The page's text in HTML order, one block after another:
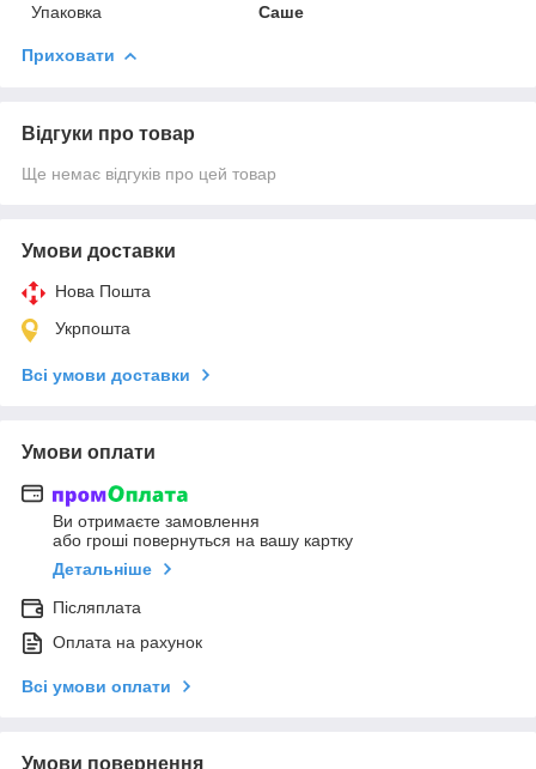
Упаковка
Саше
Приховати
Відгуки про товар
Ще немає відгуків про цей товар
Умови доставки
Нова Пошта
Укрпошта
Всі умови доставки
Умови оплати
Ви отримаєте замовлення
або гроші повернуться на вашу картку
Детальніше
Післяплата
Оплата на рахунок
Всі умови оплати
Умови повернення